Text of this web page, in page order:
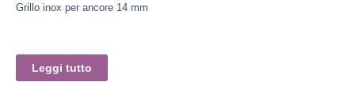
Grillo inox per ancore 14 mm
Leggi tutto